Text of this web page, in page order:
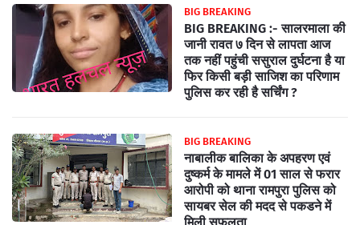
BIG BREAKING
BIG BREAKING :- सालरमाला की
जानी रावत ७ दिन से लापता आज
तक नहीं पहुंची ससुराल दुर्घटना है या
फिर किसी बड़ी साजिश का परिणाम
पुलिस कर रही है सर्चिंग ?
BIG BREAKING
नाबालीक बालिका के अपहरण एवं
दुष्कर्म के मामले में 01 साल से फरार
आरोपी को थाना रामपुरा पुलिस को
सायबर सेल की मदद से पकडने में